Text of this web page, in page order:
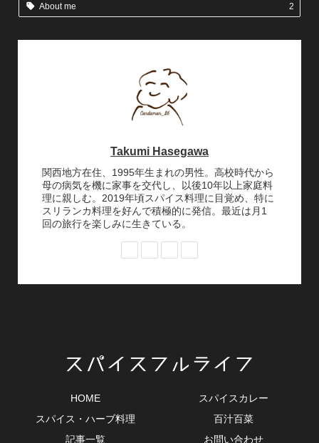
About me 2
Takumi Hasegawa
関西地方在住、1995年生まれの男性。高校時代から
母の病気を機に家事を交代し、以後10年以上家庭料
理に親しむ。2019年頃スパイス料理に目覚め、特に
スリランカ料理を好んで積極的に発信。最近は月1
回の旅行を楽しみに生きている。
HOME
スパイスカレー
スパイス・ハーブ料理
百汁百菜
記事一覧
お問い合わせ